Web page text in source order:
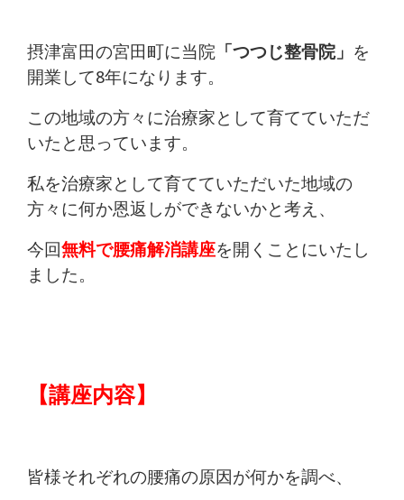
摂津富田の宮田町に当院 「つつじ整骨院」 を
開業して8年になります。
この地域の方々に治療家として育てていただ
いたと思っています。
私を治療家として育てていただいた地域の
方々に何か恩返しができないかと考え、
今回無料で腰痛解消講座を開くことにいたし
ました。
【講座内容】
皆様それぞれの腰痛の原因が何かを調べ、